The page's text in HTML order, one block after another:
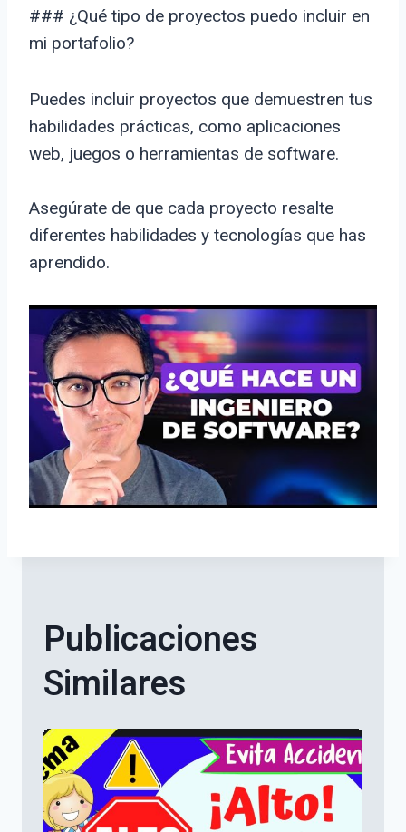
### ¿Qué tipo de proyectos puedo incluir en
mi portafolio?
Puedes incluir proyectos que demuestren tus
habilidades prácticas, como aplicaciones
web, juegos o herramientas de software.
Asegúrate de que cada proyecto resalte
diferentes habilidades y tecnologías que has
aprendido.
Publicaciones
Similares